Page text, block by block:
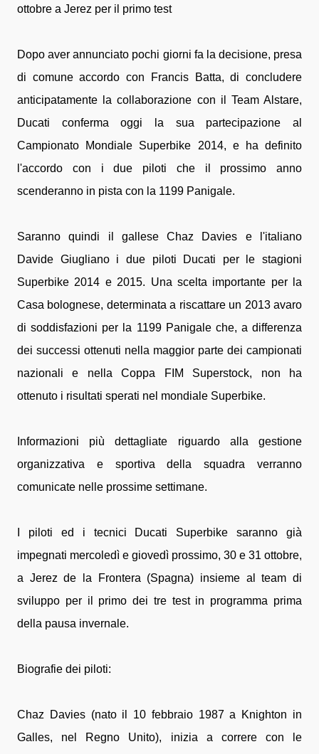
ottobre a Jerez per il primo test
Dopo aver annunciato pochi giorni fa la decisione, presa
di comune accordo con Francis Batta, di concludere
anticipatamente la collaborazione con il Team Alstare,
Ducati conferma oggi la sua partecipazione al
Campionato Mondiale Superbike 2014, e ha definito
l'accordo con i due piloti che il prossimo anno
scenderanno in pista con la 1199 Panigale.
Saranno quindi il gallese Chaz Davies e l'italiano
Davide Giugliano i due piloti Ducati per le stagioni
Superbike 2014 e 2015. Una scelta importante per la
Casa bolognese, determinata a riscattare un 2013 avaro
di soddisfazioni per la 1199 Panigale che, a differenza
dei successi ottenuti nella maggior parte dei campionati
nazionali e nella Coppa FIM Superstock, non ha
ottenuto i risultati sperati nel mondiale Superbike.
Informazioni più dettagliate riguardo alla gestione
organizzativa e sportiva della squadra verranno
comunicate nelle prossime settimane.
I piloti ed i tecnici Ducati Superbike saranno già
impegnati mercoledì e giovedì prossimo, 30 e 31 ottobre,
a Jerez de la Frontera (Spagna) insieme al team di
sviluppo per il primo dei tre test in programma prima
della pausa invernale.
Biografie dei piloti:
Chaz Davies (nato il 10 febbraio 1987 a Knighton in
Galles, nel Regno Unito), inizia a correre con le